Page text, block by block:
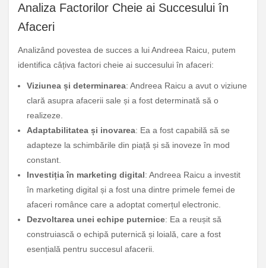
Analiza Factorilor Cheie ai Succesului în
Afaceri
Analizând povestea de succes a lui Andreea Raicu, putem
identifica câțiva factori cheie ai succesului în afaceri:
Viziunea și determinarea: Andreea Raicu a avut o viziune
clară asupra afacerii sale și a fost determinată să o
realizeze.
Adaptabilitatea și inovarea: Ea a fost capabilă să se
adapteze la schimbările din piață și să inoveze în mod
constant.
Investiția în marketing digital: Andreea Raicu a investit
în marketing digital și a fost una dintre primele femei de
afaceri românce care a adoptat comerțul electronic.
Dezvoltarea unei echipe puternice: Ea a reușit să
construiască o echipă puternică și loială, care a fost
esențială pentru succesul afacerii.